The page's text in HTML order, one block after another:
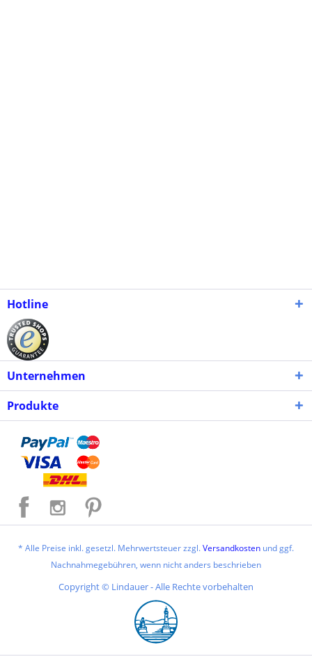
Hotline
Unternehmen
Produkte
* Alle Preise inkl. gesetzl. Mehrwertsteuer zzgl.Versandkosten und ggf.
Nachnahmegebühren, wenn nicht anders beschrieben
Copyright © Lindauer - Alle Rechte vorbehalten